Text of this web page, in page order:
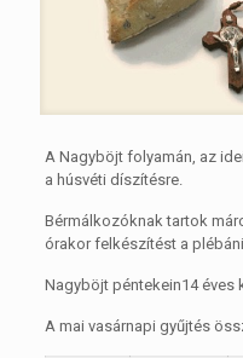
A Nagyböjt folyamán, az
a húsvéti díszítésre.
Bérmálkozóknak tartok
órakor felkészítést a
Nagyböjt péntekein14
A mai vasárnapi gyűjtés